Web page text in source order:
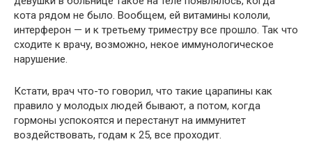
кота рядом не было. Вообщем, ей витамины кололи,
интерферон — и к третьему триместру все прошло. Так что
сходите к врачу, возможно, некое иммунологическое
нарушение.
Кстати, врач что-то говорил, что такие царапины как
правило у молодых людей бывают, а потом, когда
гормоны успокоятся и перестанут на иммунитет
воздействовать, годам к 25, все проходит.